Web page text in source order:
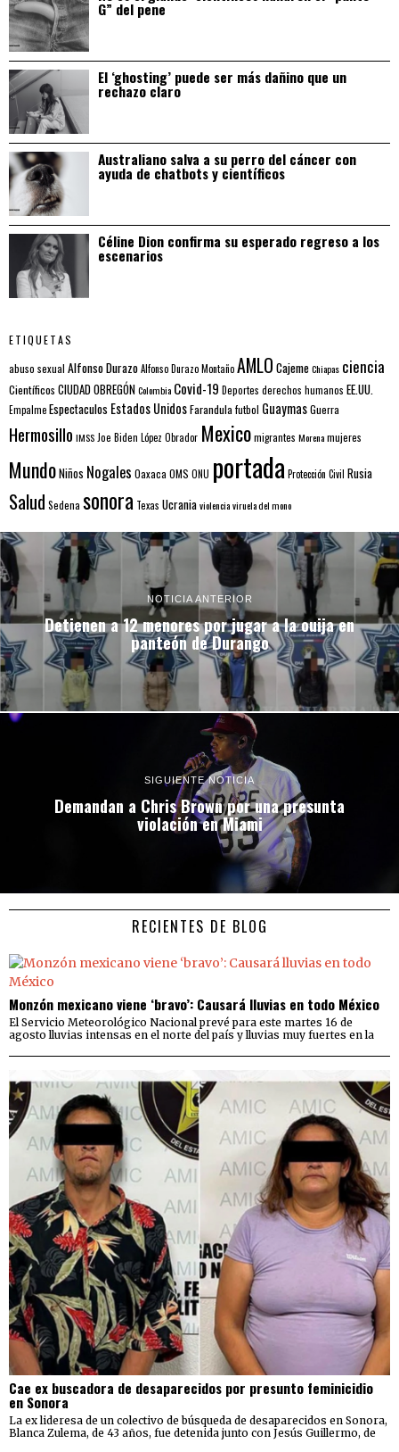
G” del pene
El ‘ghosting’ puede ser más dañino que un
rechazo claro
Australiano salva a su perro del cáncer con
ayuda de chatbots y científicos
Céline Dion confirma su esperado regreso a los
escenarios
ETIQUETAS
abuso sexual Alfonso DurazoAlfonso Durazo MontañoAMLO CajemeChiapas ciencia
Científicos CIUDAD OBREGÓNColombia Covid-19 Deportes derechos humanos EE.UU.
EmpalmeEspectaculos Estados UnidosFarandula futbol GuaymasGuerra
Hermosillo IMSS Joe Biden López Obrador Mexicomigrantes Morenamujeres
MundoNiños Nogales Oaxaca OMS ONU portada Protección Civil Rusia
Salud Sedena sonora Texas Ucraniaviolenciaviruela del mono
NOTICIA ANTERIOR
Detienen a 12 menores por jugar a la ouija en
panteón de Durango
SIGUIENTE NOTICIA
Demandan a Chris Brown por una presunta
violación en Miami
RECIENTES DE BLOG
Monzón mexicano viene ‘bravo’: Causará lluvias en todo México
El Servicio Meteorológico Nacional prevé para este martes 16 de
agosto lluvias intensas en el norte del país y lluvias muy fuertes en la
Cae ex buscadora de desaparecidos por presunto feminicidio
en Sonora
La ex lideresa de un colectivo de búsqueda de desaparecidos en Sonora,
Blanca Zulema, de 43 años, fue detenida junto con Jesús Guillermo, de